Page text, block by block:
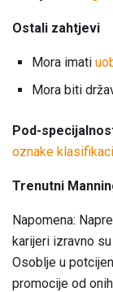
Ostali zahtjevi
Mora imati
Mora biti
Pod-
oznake
Trenutni
Napomena:
karijeri izravno
Osoblje u
promocije od